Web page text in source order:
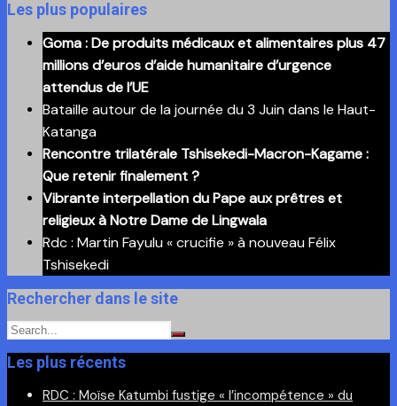
anciennes
publications
Les plus populaires
Goma : De produits médicaux et alimentaires plus 47
millions d’euros d’aide humanitaire d’urgence
attendus de l’UE
Bataille autour de la journée du 3 Juin dans le Haut-
Katanga
Rencontre trilatérale Tshisekedi-Macron-Kagame :
Que retenir finalement ?
Vibrante interpellation du Pape aux prêtres et
religieux à Notre Dame de Lingwala
Rdc : Martin Fayulu « crucifie » à nouveau Félix
Tshisekedi
Rechercher dans le site
Les plus récents
RDC : Moïse Katumbi fustige « l’incompétence » du